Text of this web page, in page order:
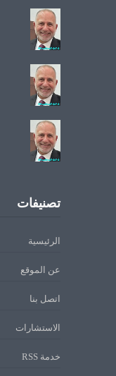
تصنيفات
الرئيسية
عن الموقع
اتصل بنا
الاستشارات
خدمة RSS